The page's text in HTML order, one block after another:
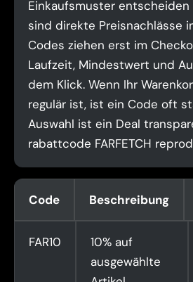
Einkaufsmuster entscheiden
sind direkte Preisnachlässe
Codes ziehen erst im
Laufzeit, Mindestwert und
dem Klick. Wenn Ihr
regulär ist, ist ein Code oft
Auswahl ist ein Deal
rabattcode FARFETCH
Code Beschreibung
FAR10
10% auf
ausgewählte